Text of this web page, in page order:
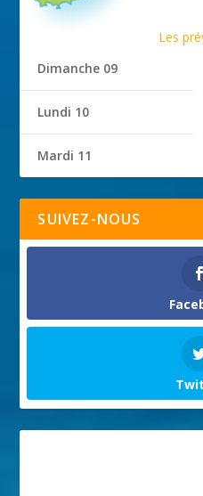
Les
Dimanche 09
Lundi 10
Mardi 11
SUIVEZ-NOUS